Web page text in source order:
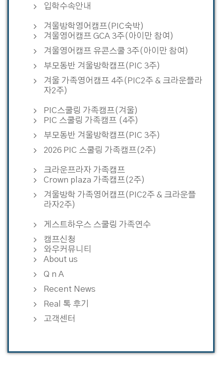
입학수속안내
겨울방학영어캠프(PIC숙박)
겨울영어캠프 GCA 3주(아이만 참여)
겨울영어캠프 유콘스쿨 3주(아이만 참여)
부모동반 겨울방학캠프(PIC 3주)
겨울 가족영어캠프 4주(PIC2주 & 크라운플라
자2주)
PIC스쿨링 가족캠프(겨울)
PIC 스쿨링 가족캠프 (4주)
부모동반 겨울방학캠프(PIC 3주)
2026 PIC 스쿨링 가족캠프(2주)
크라운프라자 가족캠프
Crown plaza 가족캠프(2주)
겨울방학 가족영어캠프(PIC2주 & 크라운플
라자2주)
게스트하우스 스쿨링 가족연수
캠프신청
와우커뮤니티
About us
Q n A
Recent News
Real 톡 후기
고객센터